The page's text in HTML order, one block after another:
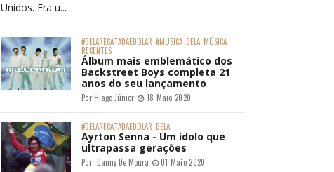
Unidos. Era u...
#BELARECATADAEDOLAR #MÚSICA BELA MÚSICA
RECENTES
Álbum mais emblemático dos
Backstreet Boys completa 21
anos do seu lançamento
Por:Hiago Júnior 18 Maio 2020
#BELARECATADAEDOLAR BELA
Ayrton Senna - Um ídolo que
ultrapassa gerações
Por: Danny De Moura 01 Maio 2020